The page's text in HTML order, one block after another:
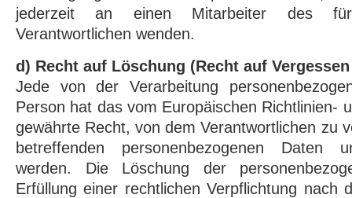
jederzeit an einen Mitarbeiter des
Verantwortlichen wenden.
d) Recht auf Löschung (Recht auf
Jede von der Verarbeitung
Person hat das vom Europäischen Richtlinien-
gewährte Recht, von dem Verantwortlichen zu
betreffenden personenbezogenen Daten
werden. Die Löschung der
Erfüllung einer rechtlichen Verpflichtung nach